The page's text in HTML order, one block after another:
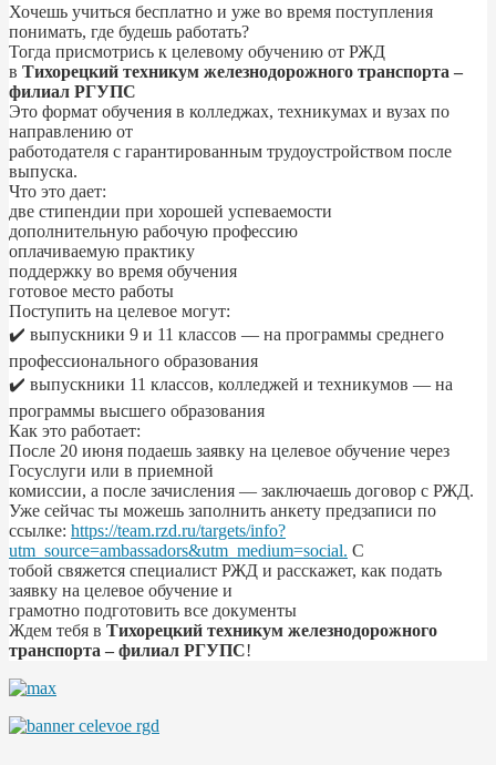
Хочешь учиться бесплатно и уже во время поступления
понимать, где будешь работать?
Тогда присмотрись к целевому обучению от РЖД
в Тихорецкий техникум железнодорожного транспорта –
филиал РГУПС
Это формат обучения в колледжах, техникумах и вузах по
направлению от
работодателя с гарантированным трудоустройством после
выпуска.
Что это дает:
две стипендии при хорошей успеваемости
дополнительную рабочую профессию
оплачиваемую практику
поддержку во время обучения
готовое место работы
Поступить на целевое могут:
✔️ выпускники 9 и 11 классов — на программы среднего
профессионального образования
✔️ выпускники 11 классов, колледжей и техникумов — на
программы высшего образования
Как это работает:
После 20 июня подаешь заявку на целевое обучение через
Госуслуги или в приемной
комиссии, а после зачисления — заключаешь договор с РЖД.
Уже сейчас ты можешь заполнить анкету предзаписи по
ссылке: https://team.rzd.ru/targets/info?
utm_source=ambassadors&utm_medium=social. С
тобой свяжется специалист РЖД и расскажет, как подать
заявку на целевое обучение и
грамотно подготовить все документы
Ждем тебя в Тихорецкий техникум железнодорожного
транспорта – филиал РГУПС!